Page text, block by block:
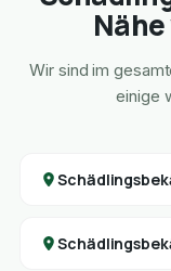
Wir sind im
einige